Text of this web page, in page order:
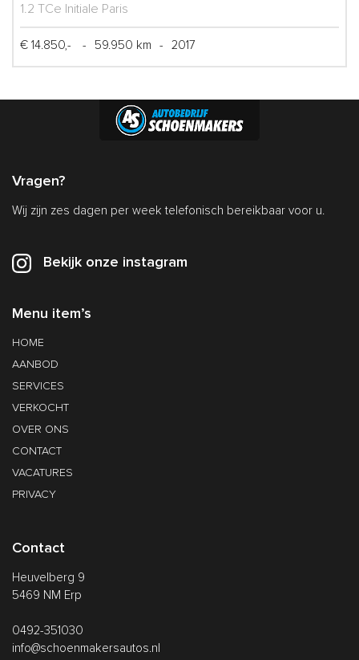
1.2 TCe Initiale Paris
€ 14.850,- - 59.950 km - 2017
Vragen?
Wij zijn zes dagen per week telefonisch bereikbaar voor u.
Bekijk onze instagram
Menu item’s
HOME
AANBOD
SERVICES
VERKOCHT
OVER ONS
CONTACT
VACATURES
PRIVACY
Contact
Heuvelberg 9
5469 NM Erp
0492-351030
info@schoenmakersautos.nl